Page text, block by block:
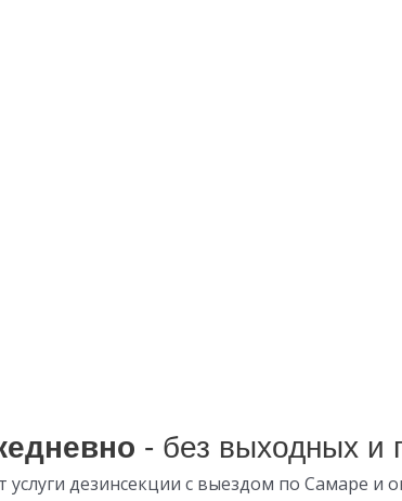
- без выходных и
дезинсекции с выездом по Самаре